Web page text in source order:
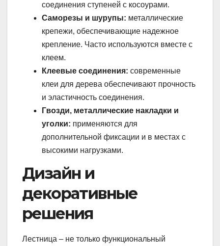
соединения ступеней с косоурами.
Саморезы и шурупы: металлические
крепежи, обеспечивающие надежное
крепление. Часто используются вместе с
клеем.
Клеевые соединения: современные
клеи для дерева обеспечивают прочность
и эластичность соединения.
Гвозди, металлические накладки и
уголки: применяются для
дополнительной фиксации и в местах с
высокими нагрузками.
Дизайн и
декоративные
решения
Лестница – не только функциональный